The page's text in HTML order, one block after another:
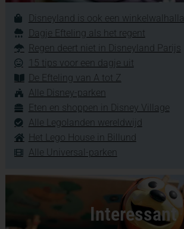
Disneyland is ook een winkelwalhalla
Dagje Efteling als het regent
Regen deert niet in Disneyland Parijs
15 tips voor een dagje uit
De Efteling van A tot Z
Alle Disney-parken
Eten en shoppen in Disney Village
Alle Legolanden wereldwijd
Het Lego House in Billund
Alle Universal-parken
Interessant